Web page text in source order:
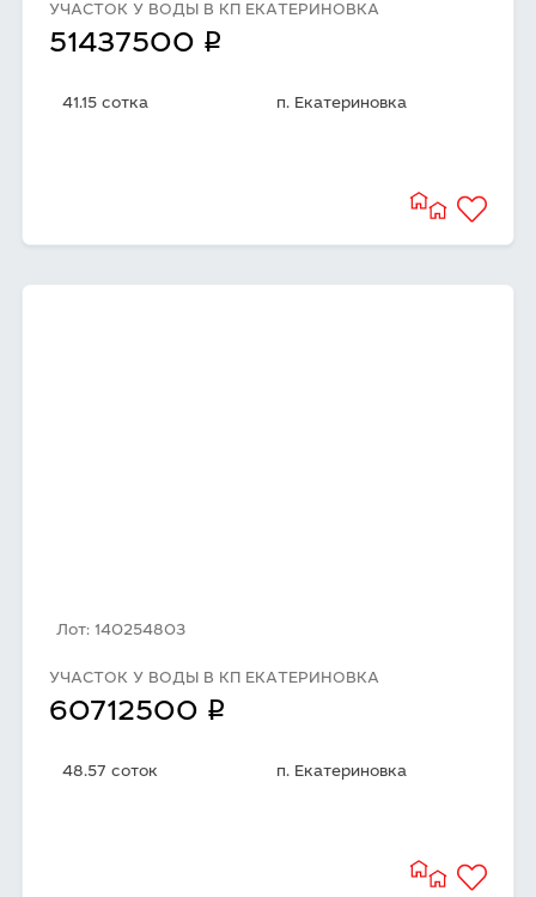
УЧАСТОК У ВОДЫ В КП ЕКАТЕРИНОВКА
51437500 q
41.15 сотка п. Екатериновка
Лот: 140254803
УЧАСТОК У ВОДЫ В КП ЕКАТЕРИНОВКА
60712500 q
48.57 соток п. Екатериновка